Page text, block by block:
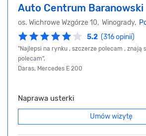
Auto Centrum Baranowski
os. Wichrowe Wzgórze 10, Winogrady,
5.2 (316 opinii)
"Najlepsi na rynku , szczerze polecam , znają
polecam",
Daras, Mercedes E 200
Naprawa usterki
Umów wizytę